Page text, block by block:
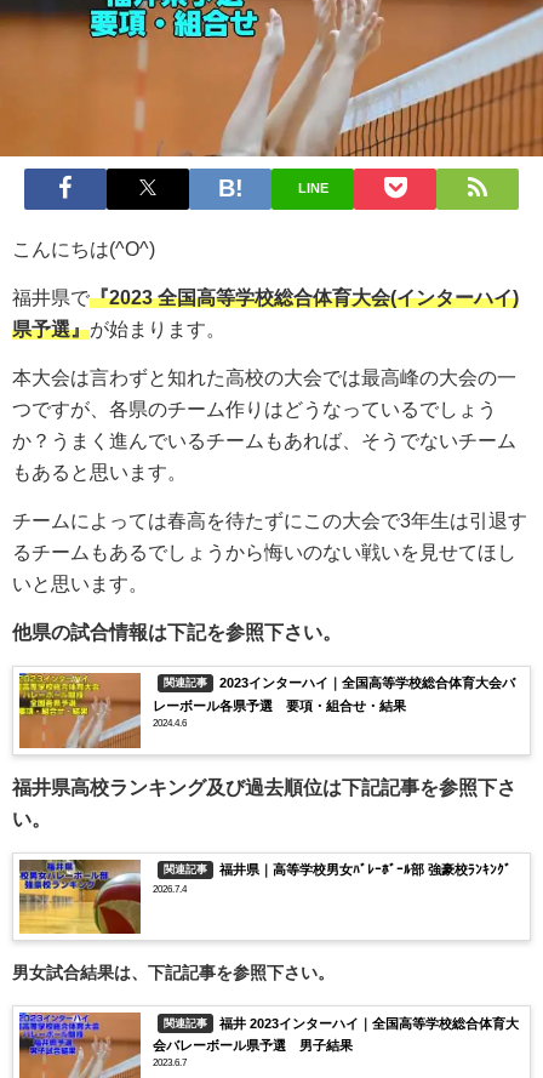
LINE
こんにちは(^O^)
福井県で『2023全国高等学校総合体育大会(インターハイ)
県予選』が始まります。
本大会は言わずと知れた高校の大会では最高峰の大会の一
つですが、各県のチーム作りはどうなっているでしょう
か？うまく進んでいるチームもあれば、そうでないチーム
もあると思います。
チームによっては春高を待たずにこの大会で3年生は引退す
るチームもあるでしょうから悔いのない戦いを見せてほし
いと思います。
他県の試合情報は下記を参照下さい。
関連記事
2023インターハイ｜全国高等学校総合体育大会バ
レーボール各県予選 要項・組合せ・結果
2024.4.6
福井県高校ランキング及び過去順位は下記記事を参照下さ
い。
関連記事 福井県｜高等学校男女ﾊﾞﾚｰﾎﾞｰﾙ部 強豪校ﾗﾝｷﾝｸﾞ
2026.7.4
男女試合結果は、下記記事を参照下さい。
関連記事
福井 2023インターハイ｜全国高等学校総合体育大
会バレーボール県予選 男子結果
2023.6.7